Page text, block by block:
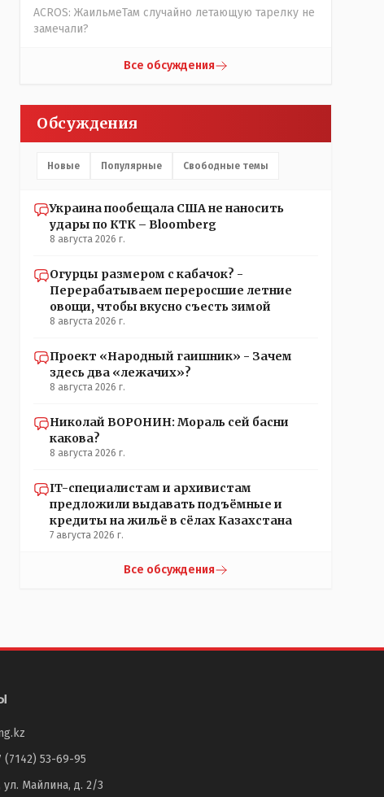
ACROS: ЖаильмеТам случайно летающую тарелку не
замечали?
Все обсуждения
Обсуждения
Новые Популярные Свободные темы
Украина пообещала США не наносить
удары по КТК – Bloomberg
8 августа 2026 г.
Огурцы размером с кабачок? -
Перерабатываем переросшие летние
овощи, чтобы вкусно съесть зимой
8 августа 2026 г.
Проект «Народный гаишник» - Зачем
здесь два «лежачих»?
8 августа 2026 г.
Николай ВОРОНИН: Мораль сей басни
какова?
8 августа 2026 г.
IT-специалистам и архивистам
предложили выдавать подъёмные и
кредиты на жильё в сёлах Казахстана
7 августа 2026 г.
Все обсуждения
(7142) 53-69-95
ул. Майлина, д. 2/3